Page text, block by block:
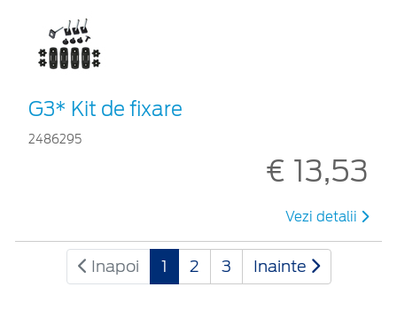
G3* Kit de fixare
2486295
€ 13,53
Vezi detalii
Inapoi 1 2 3 Inainte